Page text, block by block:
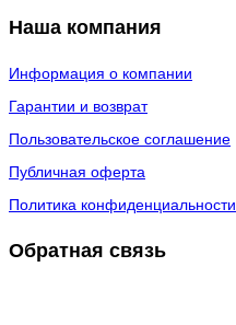
Наша компания
Информация о компании
Гарантии и возврат
Пользовательское соглашение
Публичная оферта
Политика конфиденциальности
Обратная связь